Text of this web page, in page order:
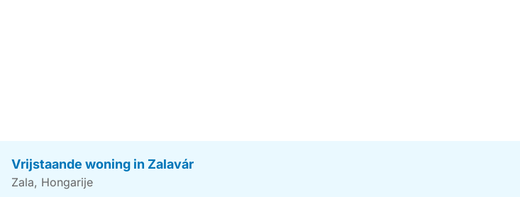
Vrijstaande woning in Zalavár
Zala, Hongarije